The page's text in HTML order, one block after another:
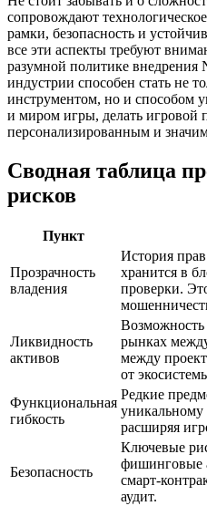
сопровождают
рамки, безопасность и
все эти аспекты требуют
разумной политике внедрения
индустрии способен стать не
инструментом, но и способом
и миром игры, делать игровой
персонализированным и
Сводная таблица
рисков
Пункт
Прозрачность
владения
История
хранится в
проверки.
Ликвидность
активов
рынках
между
от
Функциональная
гибкость
Редкие
уникальному
расширяя
Безопасность
Ключевые
фишинговые
аудит.